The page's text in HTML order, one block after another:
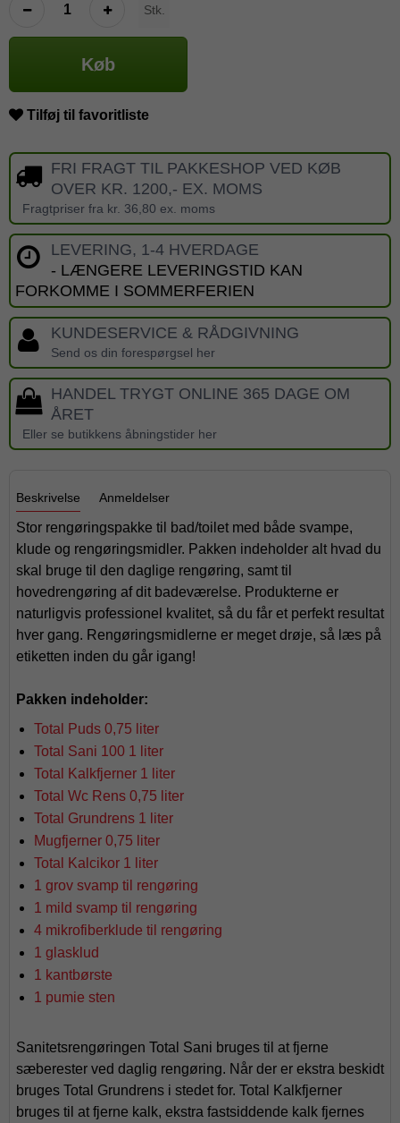
Stk.
Køb
Tilføj til favoritliste
FRI FRAGT TIL PAKKESHOP VED KØB
OVER KR. 1200,- EX. MOMS
Fragtpriser fra kr. 36,80 ex. moms
LEVERING, 1-4 HVERDAGE
- LÆNGERE LEVERINGSTID KAN
FORKOMME I SOMMERFERIEN
KUNDESERVICE & RÅDGIVNING
Send os din forespørgsel her
HANDEL TRYGT ONLINE 365 DAGE OM
ÅRET
Eller se butikkens åbningstider her
Beskrivelse Anmeldelser
Stor rengøringspakke til bad/toilet med både svampe,
klude og rengøringsmidler. Pakken indeholder alt hvad du
skal bruge til den daglige rengøring, samt til
hovedrengøring af dit badeværelse. Produkterne er
naturligvis professionel kvalitet, så du får et perfekt resultat
hver gang. Rengøringsmidlerne er meget drøje, så læs på
etiketten inden du går igang!
Pakken indeholder:
Total Puds 0,75 liter
Total Sani 100 1 liter
Total Kalkfjerner 1 liter
Total Wc Rens 0,75 liter
Total Grundrens 1 liter
Mugfjerner 0,75 liter
Total Kalcikor 1 liter
1 grov svamp til rengøring
1 mild svamp til rengøring
4 mikrofiberklude til rengøring
1 glasklud
1 kantbørste
1 pumie sten
Sanitetsrengøringen Total Sani bruges til at fjerne
sæberester ved daglig rengøring. Når der er ekstra beskidt
bruges Total Grundrens i stedet for. Total Kalkfjerner
bruges til at fjerne kalk, ekstra fastsiddende kalk fjernes